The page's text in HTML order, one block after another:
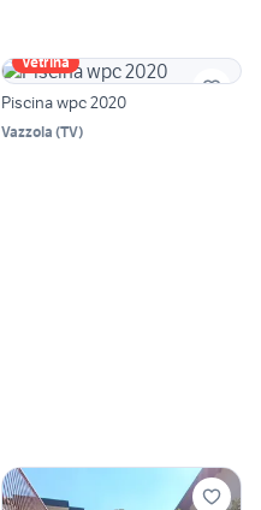
Vetrina
Piscina wpc 2020
Vazzola (TV)